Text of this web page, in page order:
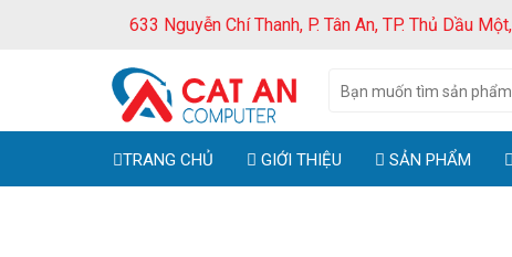
633 Nguyễn Chí Thanh, P. Tân An, TP. Thủ Dầu
TRANG CHỦ GIỚI THIỆU SẢN PHẨM